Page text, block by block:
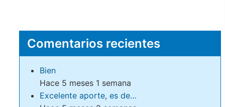
Comentarios recientes
Bien
Hace 5 meses 1 semana
Excelente aporte, es de…